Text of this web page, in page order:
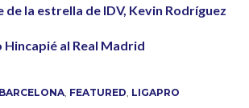
de la estrella de IDV, Kevin Rodríguez
Hincapié al Real Madrid
BARCELONA, FEATURED LIGAPRO